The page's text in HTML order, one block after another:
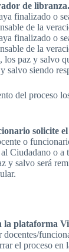
de libranza.
finalizado o
de la
finalizado o
de la
los paz y salvo
salvo siendo
del proceso
solicite
o
Ciudadano o a
y salvo será
la plataforma
el proceso en